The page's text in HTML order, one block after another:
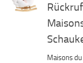
Maisons